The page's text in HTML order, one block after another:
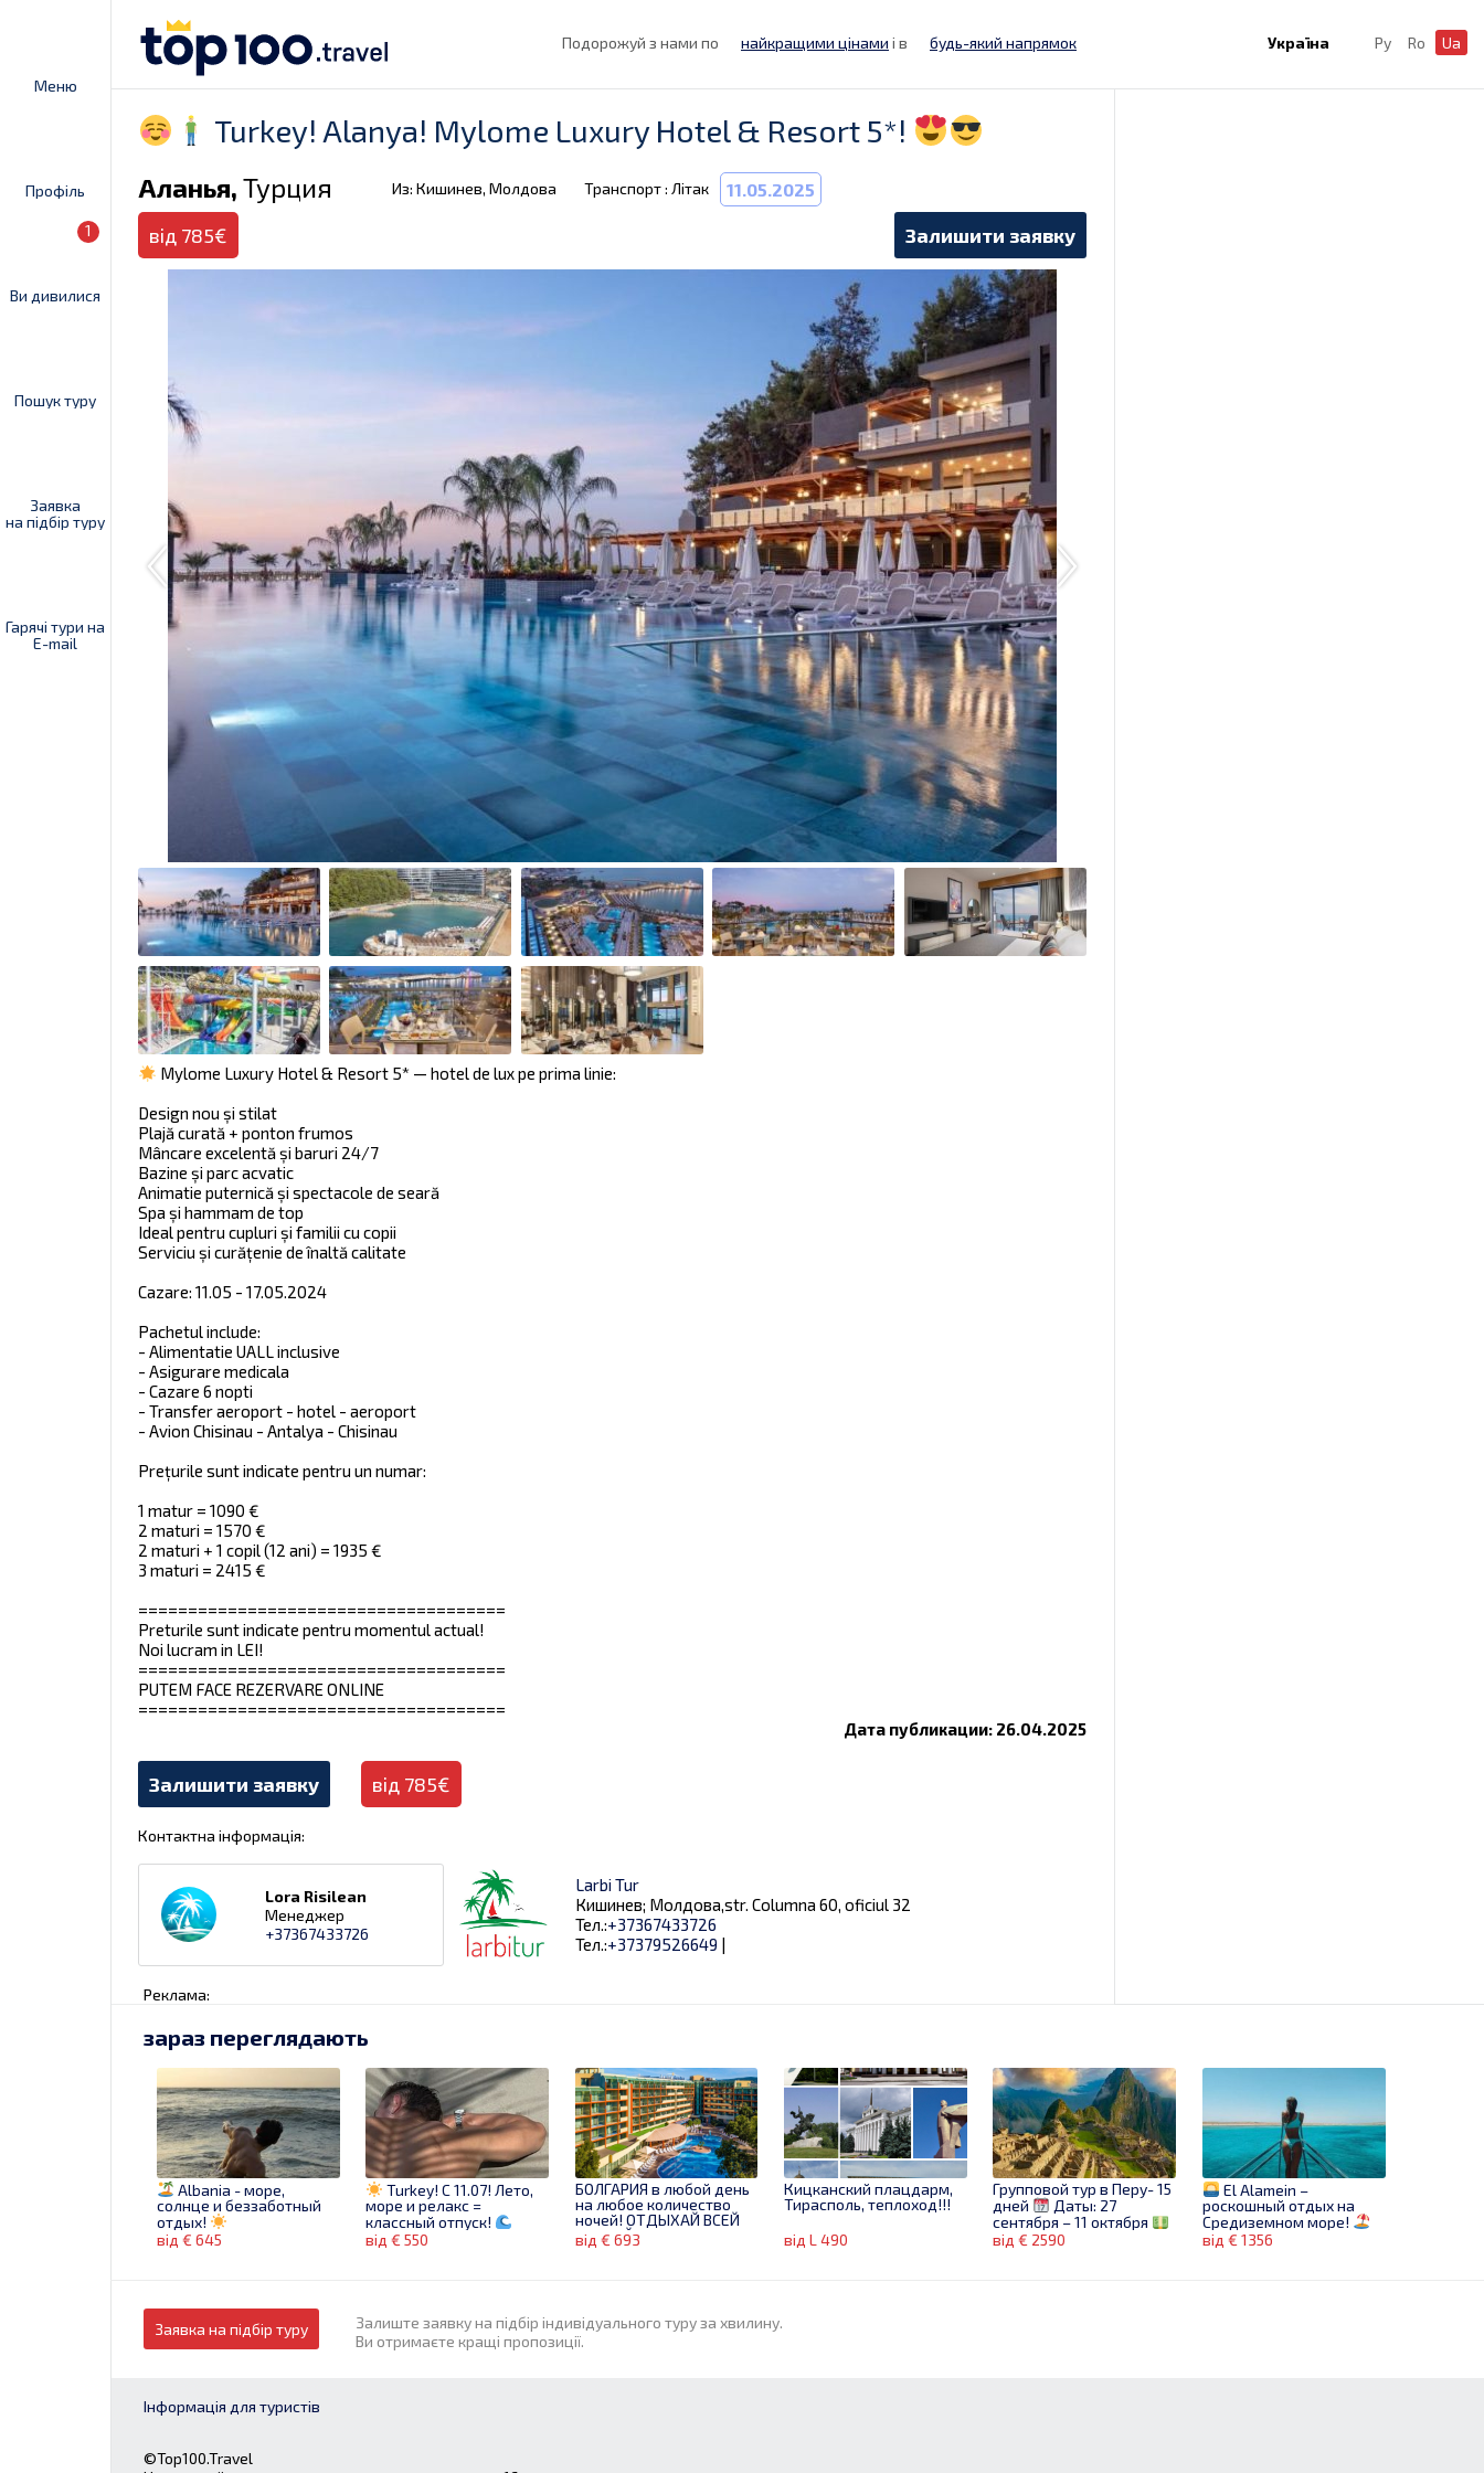
Меню
Профіль
Ви дивилися
1
Пошук туру
Заявка
на підбір туру
Гарячі тури на
E-mail
Подорожуй з нами по найкращими цінами і в будь-який напрямок Україна Ру Ro Ua
Turkey! Alanya! Mylome Luxury Hotel & Resort 5*!
Аланья, Турция Из: Кишинев, Молдова Транспорт : Літак 11.05.2025
від 785€ Залишити заявку
Mylome Luxury Hotel & Resort 5* — hotel de lux pe prima linie:
Design nou și stilat
Plajă curată + ponton frumos
Mâncare excelentă și baruri 24/7
Bazine și parc acvatic
Animatie puternică și spectacole de seară
Spa și hammam de top
Ideal pentru cupluri și familii cu copii
Serviciu și curățenie de înaltă calitate
Cazare: 11.05 - 17.05.2024
Pachetul include:
- Alimentatie UALL inclusive
- Asigurare medicala
- Cazare 6 nopti
- Transfer aeroport - hotel - aeroport
- Avion Chisinau - Antalya - Chisinau
Prețurile sunt indicate pentru un numar:
1 matur = 1090 €
2 maturi = 1570 €
2 maturi + 1 copil (12 ani) = 1935 €
3 maturi = 2415 €
=====================================
Preturile sunt indicate pentru momentul actual!
Noi lucram in LEI!
=====================================
PUTEM FACE REZERVARE ONLINE
=====================================
Дата публикации: 26.04.2025
Залишити заявку від 785€
Контактна інформація:
Lora Risilean
Менеджер
+37367433726
Larbi Tur
Кишинев; Молдова,str. Columna 60, oficiul 32
Тел.:+37367433726
Тел.:+37379526649 |
Реклама:
зараз переглядають
Albania - море,
солнце и беззаботный
отдых!
від € 645
Turkey! C 11.07! Лето,
море и релакс =
классный отпуск!
від € 550
БОЛГАРИЯ в любой день
на любое количество
ночей! ОТДЫХАЙ ВСЕЙ
СЕМЬЕЙ!!
від € 693
Кицканский плацдарм,
Тирасполь, теплоход!!!
від L 490
Групповой тур в Перу- 15
дней
Даты: 27
сентября – 11 октября
Цена: 2590€
від € 2590
El Alamein –
роскошный отдых на
Средиземном море!
від € 1356
MARMARIS Райский
від € 678
Заявка на підбір туру
Залиште заявку на підбір індивідуального туру за хвилину.
Ви отримаєте кращі пропозиції.
Інформація для туристів
©Top100.Travel